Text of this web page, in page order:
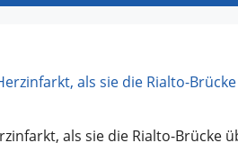
als sie die Rialto-Brücke